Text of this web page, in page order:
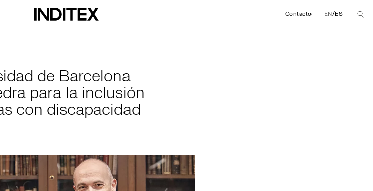
Contacto EN/ES
Barcelona impulsan una
de Barcelona
para la inclusión
con discapacidad